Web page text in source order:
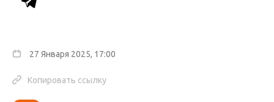
27 Января 2025, 17:00
Копировать ссылку